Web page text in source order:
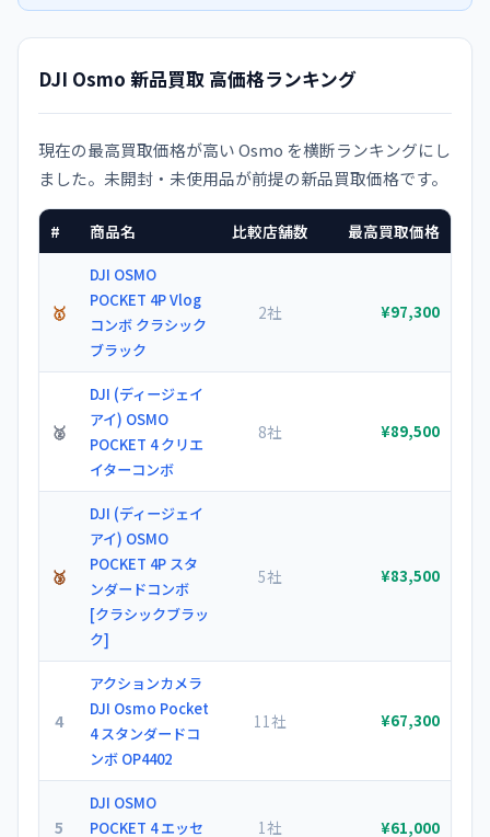
DJI Osmo 新品買取 高価格ランキング
現在の最高買取価格が高い Osmo を横断ランキングにし
ました。未開封・未使用品が前提の新品買取価格です。
# 商品名 比較店舗数 最高買取価格
🥇
DJI OSMO
POCKET 4P Vlog
コンボ クラシック
ブラック
2社 ¥97,300
🥈
DJI (ディージェイ
アイ) OSMO
POCKET 4 クリエ
イターコンボ
8社 ¥89,500
🥉
DJI (ディージェイ
アイ) OSMO
POCKET 4P スタ
ンダードコンボ
[クラシックブラッ
ク]
5社 ¥83,500
4
アクションカメラ
DJI Osmo Pocket
4 スタンダードコ
ンボ OP4402
11社 ¥67,300
5
DJI OSMO
POCKET 4 エッセ
1社 ¥61,000